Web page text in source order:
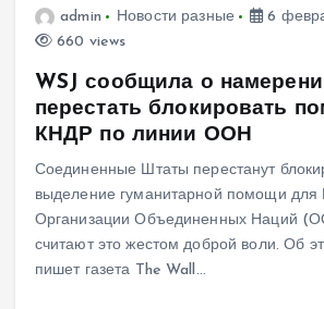
admin Новости разные
6
660 views
WSJ сообщила о
перестать блокировать
КНДР по линии ООН
Соединенные Штаты перестанут
выделение гуманитарной помощи
Организации Объединенных Наций
считают это жестом доброй воли. Об
пишет газета The Wall…